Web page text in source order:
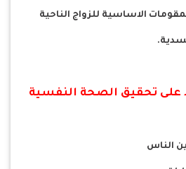
الاساسية للزواج الناحية
تحقيق الصحة النفسية
الناس